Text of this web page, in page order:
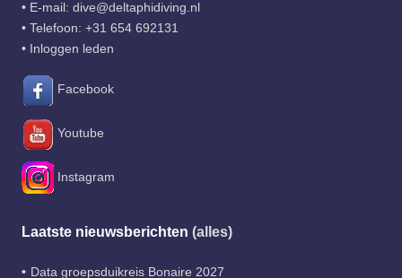
• E-mail: dive@deltaphidiving.nl
• Telefoon: +31 654 692131
• Inloggen leden
Facebook
Youtube
Instagram
Laatste nieuwsberichten (alles)
Data groepsduikreis Bonaire 2027